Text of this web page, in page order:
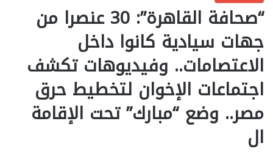
“صحافة القاهرة”: 30 عنصرا من
جهات سيادية كانوا داخل
الاعتصامات.. وفيديوهات تكشف
اجتماعات الإخوان لتخطيط حرق
مصر.. وضع “مبارك” تحت الإقامة
ال